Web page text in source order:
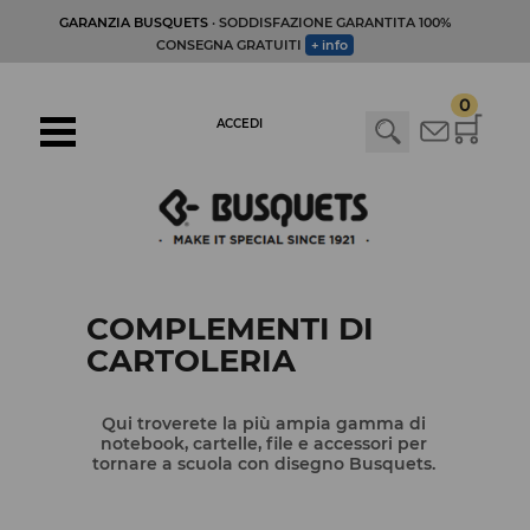
GARANZIA BUSQUETS· SODDISFAZIONE GARANTITA 100%
CONSEGNA GRATUITI
+ info
0
ACCEDI
COMPLEMENTI DI
CARTOLERIA
Qui troverete la più ampia gamma di
notebook, cartelle, file e accessori per
tornare a scuola con disegno Busquets.